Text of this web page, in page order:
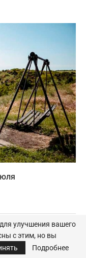
улучшения вашего
с этим, но вы
Подробнее